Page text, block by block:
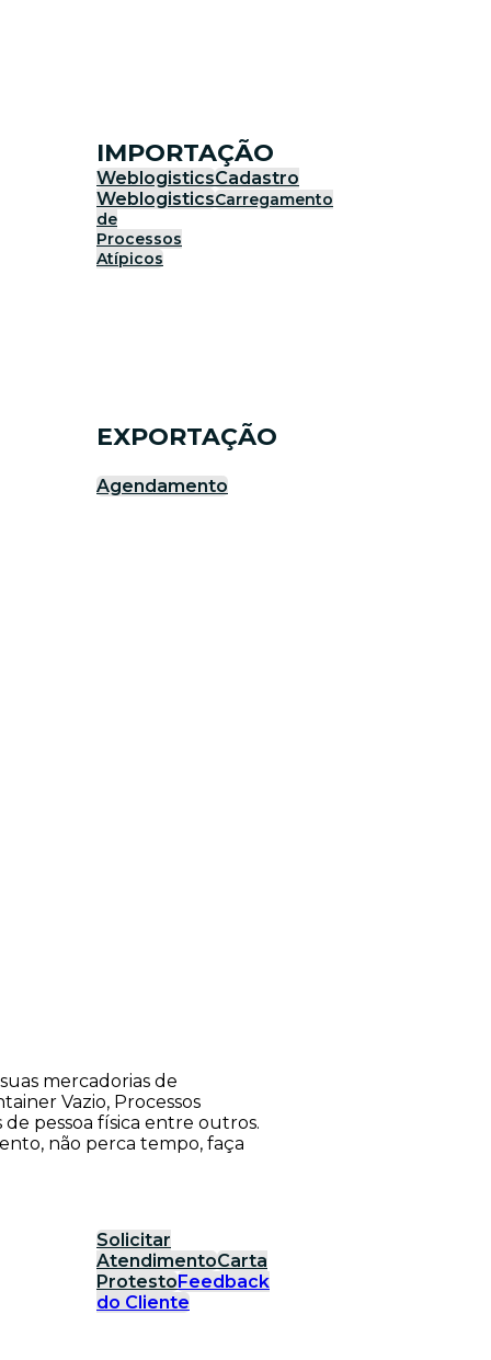
IMPORTAÇÃO
WeblogisticsCadastro
WeblogisticsCarregamento
de
Processos
Atípicos
EXPORTAÇÃO
Agendamento
mercadorias de
Vazio, Processos
de pessoa física entre outros.
não perca tempo, faça
Solicitar
AtendimentoCarta
ProtestoFeedback
do Cliente